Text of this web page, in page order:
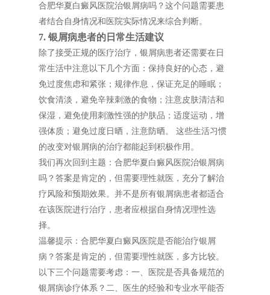
合肥华夏白癜风医院治银屑病吗？这个问题需要患
者结合自身情况和医院实际情况来综合判断。
7. 银屑病患者的日常生活建议
除了接受正规的医疗治疗，银屑病患者还需要在日
常生活中注意以下几个方面：保持良好的心态，避
免过度焦虑和紧张；规律作息，保证充足的睡眠；
饮食清淡，避免辛辣刺激的食物；注意皮肤清洁和
保湿，避免使用刺激性强的护肤品；适度运动，增
强体质；避免过度日晒，注意防晒。 这些生活习惯
的改变对银屑病的治疗都能起到积极作用。
我们再次回到主题：合肥华夏白癜风医院治银屑病
吗？答案是肯定的，但需要理性就医，充分了解治
疗风险和预期效果。并不是所有银屑病患者都适合
在该医院进行治疗，患者应根据自身情况理性选
择。
温馨提示：合肥华夏白癜风医院是否能治疗银屑
病？答案是肯定的，但需要理性就医，多方比较。
以下三个问题需要考虑：一、医院是否具备规范的
银屑病诊疗体系？二、医生的经验和专业水平能否